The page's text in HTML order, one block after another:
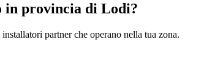
in provincia di Lodi?
partner che operano nella tua zona.